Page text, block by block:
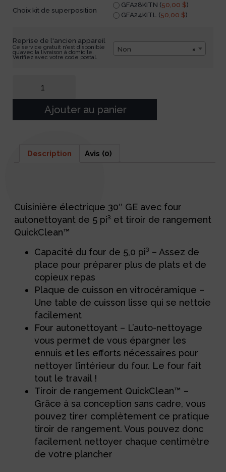
Choix kit de superposition
GFA28KITN (50,00 $)
GFA24KITL (50,00 $)
Reprise de l'ancien appareil
Ce service gratuit n’est disponible
qu’avec la livraison à domicile.
Vérifiez avec votre code postal.
×
Non
Ajouter au panier
Description Avis (0)
Cuisinière électrique 30″ GE avec four
autonettoyant de 5 pi³ et tiroir de rangement
QuickClean™
Capacité du four de 5,0 pi³ – Assez de
place pour préparer plus de plats et de
copieux repas
Plaque de cuisson en vitrocéramique –
Une table de cuisson lisse qui se nettoie
facilement
Four autonettoyant – L’auto-nettoyage
vous permet de vous épargner les
ennuis et les efforts nécessaires pour
nettoyer l’intérieur du four. Le four fait
tout le travail !
Tiroir de rangement QuickClean™ –
Grâce à sa conception sans cadre, vous
pouvez tirer complètement ce pratique
tiroir de rangement. Vous pouvez donc
facilement nettoyer chaque centimètre
de votre plancher